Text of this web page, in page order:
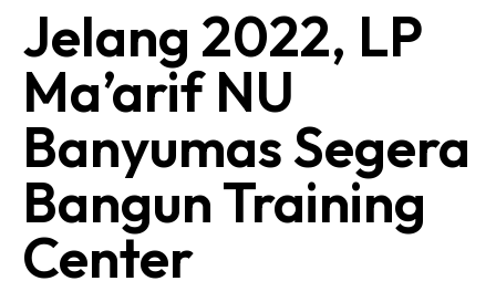
Jelang 2022, LP
Ma’arif NU
Banyumas Segera
Bangun Training
Center